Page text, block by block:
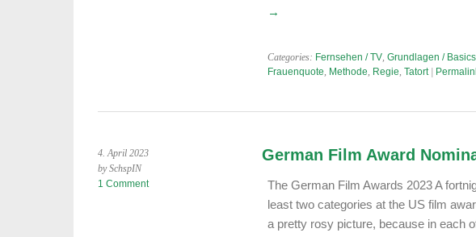
→
Categories: Fernsehen / TV, Grundlagen / Basics
Frauenquote, Methode, Regie, Tatort|
4. April 2023
by SchspIN
1 Comment
German Film Award
The German Film Awards 2023 A
least two categories at the US film
a pretty rosy picture, because in each